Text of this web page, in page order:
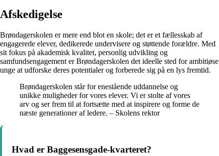
Afskedigelse
Brøndagerskolen er mere end blot en skole; det er et fællesskab af
engagerede elever, dedikerede undervisere og støttende forældre. Med
sit fokus på akademisk kvalitet, personlig udvikling og
samfundsengagement er Brøndagerskolen det ideelle sted for ambitiøse
unge at udforske deres potentialer og forberede sig på en lys fremtid.
Brøndagerskolen står for enestående uddannelse og
unikke muligheder for vores elever. Vi er stolte af vores
arv og ser frem til at fortsætte med at inspirere og forme de
næste generationer af ledere. – Skolens rektor
Hvad er Baggesensgade-kvarteret?